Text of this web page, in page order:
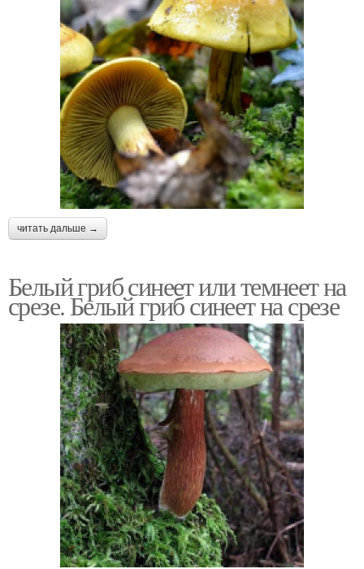
читать дальше →
Белый гриб синеет или темнеет на
срезе. Белый гриб синеет на срезе